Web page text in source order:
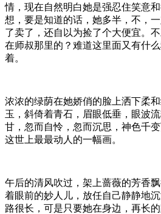
情，现在自然明白她是强忍住笑意
想，要是知道的话，她多半，不，
了卖了，还自以为捡了个大便宜。
在师叔那里的？难道这里面又有什
着。
浓浓的绿荫在她娇俏的脸上洒下柔
玉，斜倚着青石，眉眼低垂，眼波
甘，忽而自怜，忽而沉思，神色千
这世上最最动人的一幅画。
午后的清风吹过，架上蔷薇的芳香
着眼前的妙人儿，放任自己静静地
路很长，可是只要她在身边，再长的